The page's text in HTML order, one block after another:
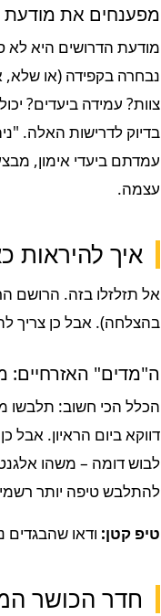
מפענחים את
מודעת הדרושים היא
נבחרה בקפידה (או שלא,
צוות? עמידה ביעדים?
בדיוק לדרישות האלה.
עמדתם ביעדי אימון,
עצמה.
איך להיראות
אל תזלזלו בזה. הרושם
בהצלחה). אבל כן צריך
ה"מדים" האזרחיים:
הכלל הכי חשוב: תלבשו
דווקא ביום הראיון. אבל
לבוש דומה – משהו
להתלבש טיפה יותר
טיפ קטן: ודאו שהבגדים
חדר הכושר